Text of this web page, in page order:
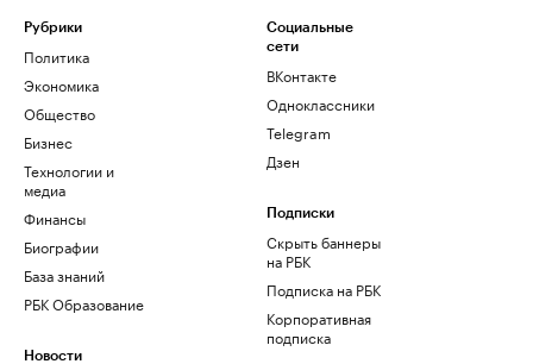
Рубрики
Политика
Экономика
Общество
Бизнес
Технологии и
медиа
Финансы
Биографии
База знаний
РБК Образование
Новости
Социальные
сети
ВКонтакте
Одноклассники
Telegram
Дзен
Подписки
Скрыть баннеры
на РБК
Подписка на РБК
Корпоративная
подписка